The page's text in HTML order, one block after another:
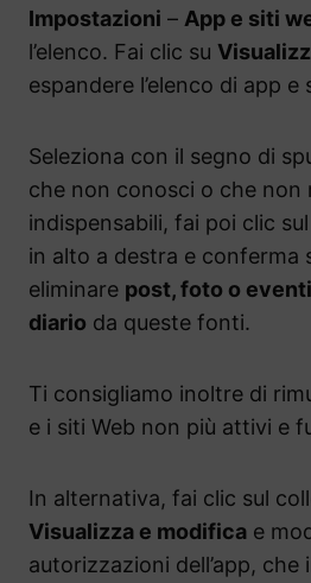
Impostazioni – App e siti
l’elenco. Fai clic su
espandere l’elenco di app e
Seleziona con il segno di
che non conosci o che non
indispensabili, fai poi clic
in alto a destra e conferma
eliminare post, foto o
diario da queste fonti.
Ti consigliamo inoltre di
e i siti Web non più attivi e
In alternativa, fai clic sul
Visualizza e modifica e
autorizzazioni dell’app,